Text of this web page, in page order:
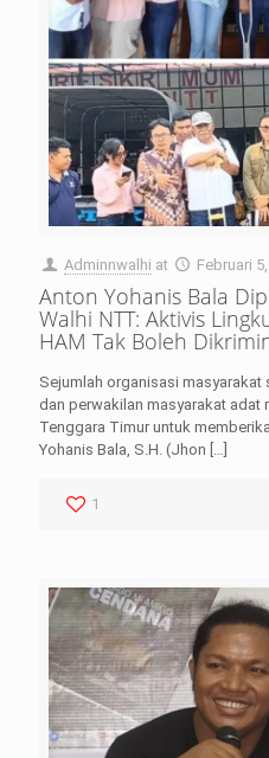
Adminnwalhi at Februari
Anton Yohanis Bala
Walhi NTT: Aktivis
HAM Tak Boleh
Sejumlah organisasi masyarakat
dan perwakilan masyarakat adat
Tenggara Timur untuk
Yohanis Bala, S.H. (Jhon […]
1